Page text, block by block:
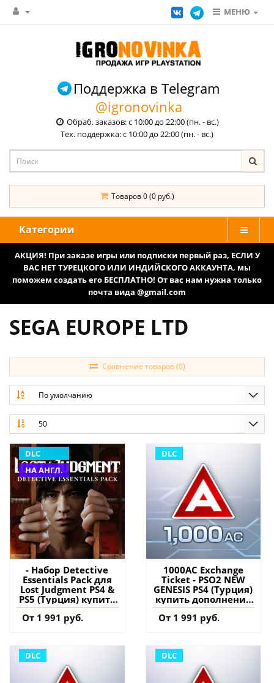
МЕНЮ
Поддержка в Telegram
@igronovinka
Обраб. заказов: с 10:00 до 22:00 (пн. - вс.)
Тех. поддержка: с 10:00 до 22:00 (пн. - вс.)
Товаров 0 (0 руб.)
Категории
АКЦИЯ! При заказе игры или подписки первый раз, ЕСЛИ У
ВАС НЕТ ТУРЕЦКОГО ИЛИ ИНДИЙСКОГО АККАУНТА, мы
поможем создать его БЕСПЛАТНО! От вас нам нужна только
почта вида @gmail.com
SEGA EUROPE LTD
Сравнение товаров (0)
По умолчанию
50
DLC
НА АНГЛ.
- Набор Detective
Essentials Pack для
Lost Judgment PS4 &
PS5 (Турция) купить
дополнение на
аккаунт
От 1 991 руб.
DLC
1000AC Exchange
Ticket - PSO2 NEW
GENESIS PS4 (Турция)
купить дополнение
на аккаунт
От 1 991 руб.
DLC DLC